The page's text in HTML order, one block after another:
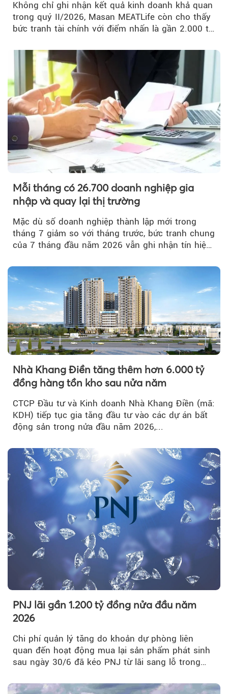
Không chỉ ghi nhận kết quả kinh doanh khả quan
trong quý II/2026, Masan MEATLife còn cho thấy
bức tranh tài chính với điểm nhấn là gần 2.000 tỷ
Mỗi tháng có 26.700 doanh nghiệp gia
nhập và quay lại thị trường
Mặc dù số doanh nghiệp thành lập mới trong
tháng 7 giảm so với tháng trước, bức tranh chung
của 7 tháng đầu năm 2026 vẫn ghi nhận tín hiệu
Nhà Khang Điền tăng thêm hơn 6.000 tỷ
đồng hàng tồn kho sau nửa năm
CTCP Đầu tư và Kinh doanh Nhà Khang Điền (mã:
KDH) tiếp tục gia tăng đầu tư vào các dự án bất
động sản trong nửa đầu năm 2026,...
PNJ lãi gần 1.200 tỷ đồng nửa đầu năm
2026
Chi phí quản lý tăng do khoản dự phòng liên
quan đến hoạt động mua lại sản phẩm phát sinh
sau ngày 30/6 đã kéo PNJ từ lãi sang lỗ trong